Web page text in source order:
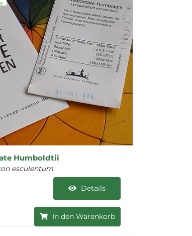
Humboldtii
esculentum
Details
In den Warenkorb